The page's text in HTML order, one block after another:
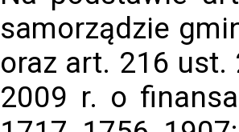
samorządzie
oraz art. 216
2009 r. o